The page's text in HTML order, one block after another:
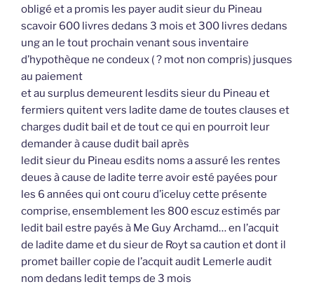
obligé et a promis les payer audit sieur du Pineau
scavoir 600 livres dedans 3 mois et 300 livres dedans
ung an le tout prochain venant sous inventaire
d’hypothèque ne condeux ( ? mot non compris) jusques
au paiement
et au surplus demeurent lesdits sieur du Pineau et
fermiers quitent vers ladite dame de toutes clauses et
charges dudit bail et de tout ce qui en pourroit leur
demander à cause dudit bail après
ledit sieur du Pineau esdits noms a assuré les rentes
deues à cause de ladite terre avoir esté payées pour
les 6 années qui ont couru d’iceluy cette présente
comprise, ensemblement les 800 escuz estimés par
ledit bail estre payés à Me Guy Archamd… en l’acquit
de ladite dame et du sieur de Royt sa caution et dont il
promet bailler copie de l’acquit audit Lemerle audit
nom dedans ledit temps de 3 mois